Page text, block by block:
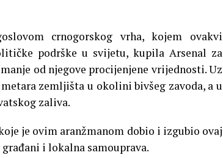
crnogorskog vrha, kojem ovakvi
podrške u svijetu, kupila Arsenal za
od njegove procijenjene vrijednosti. Uz
zemljišta u okolini bivšeg zavoda, a u
zaliva.
je ovim aranžmanom dobio i izgubio ovaj
i lokalna samouprava.